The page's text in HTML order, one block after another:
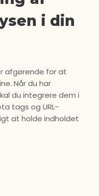
i din
afgørende for at
Når du har
du integrere dem i
tags og URL-
at holde indholdet